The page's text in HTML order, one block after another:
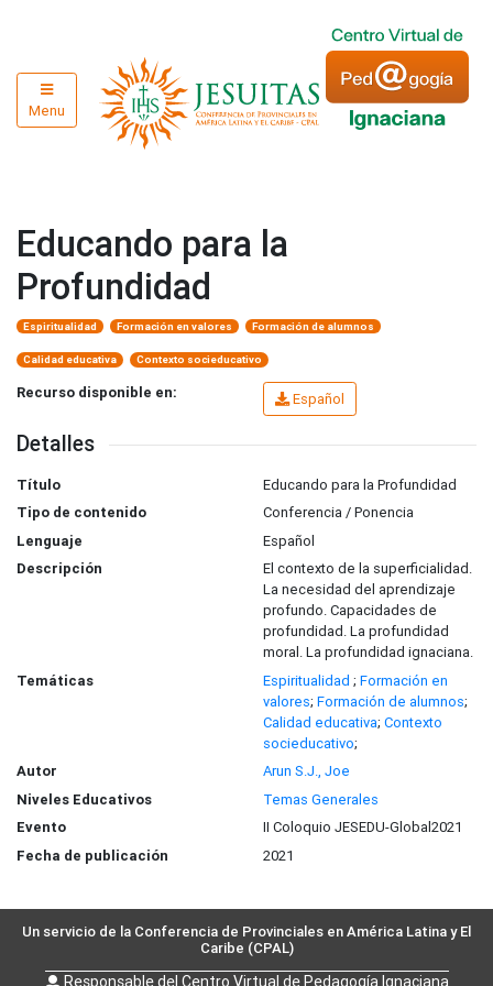
Menu
Educando para la
Profundidad
Espiritualidad Formación en valores Formación de alumnos
Calidad educativa Contexto socieducativo
Recurso disponible en: Español
Detalles
Título
Educando para la Profundidad
Tipo de contenido
Conferencia / Ponencia
Lenguaje
Español
Descripción
El contexto de la superficialidad.
La necesidad del aprendizaje
profundo. Capacidades de
profundidad. La profundidad
moral. La profundidad ignaciana.
Temáticas
Espiritualidad ; Formación en
valores; Formación de alumnos;
Calidad educativa; Contexto
socieducativo;
Autor
Arun S.J., Joe
Niveles Educativos
Temas Generales
Evento
II Coloquio JESEDU-Global2021
Fecha de publicación
2021
Un servicio de la Conferencia de Provinciales en América Latina y El
Caribe (CPAL)